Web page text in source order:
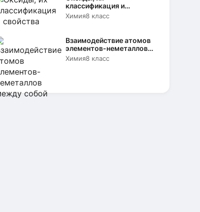
классификация и
свойства
Химия8 класс
Взаимодействие атомов
элементов-неметаллов
между собой
Химия8 класс